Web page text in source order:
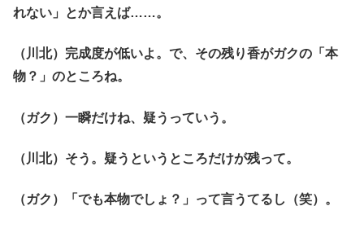
れない」とか言えば……。
（川北）完成度が低いよ。で、その残り香がガクの「本
物？」のところね。
（ガク）一瞬だけね、疑うっていう。
（川北）そう。疑うというところだけが残って。
（ガク）「でも本物でしょ？」って言うてるし（笑）。